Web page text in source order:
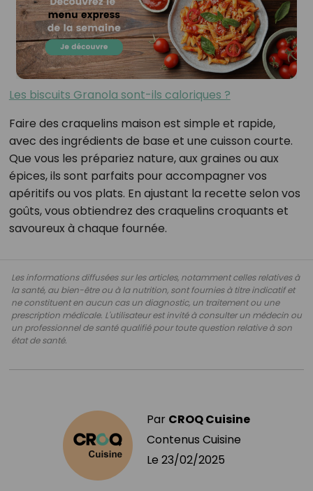
Les biscuits Granola sont-ils caloriques ?
Faire des craquelins maison est simple et rapide,
avec des ingrédients de base et une cuisson courte.
Que vous les prépariez nature, aux graines ou aux
épices, ils sont parfaits pour accompagner vos
apéritifs ou vos plats. En ajustant la recette selon vos
goûts, vous obtiendrez des craquelins croquants et
savoureux à chaque fournée.
Les informations diffusées sur les articles, notamment celles relatives à
la santé, au bien-être ou à la nutrition, sont fournies à titre indicatif et
ne constituent en aucun cas un diagnostic, un traitement ou une
prescription médicale. L'utilisateur est invité à consulter un médecin ou
un professionnel de santé qualifié pour toute question relative à son
état de santé.
Par CROQ Cuisine
Contenus Cuisine
Le 23/02/2025